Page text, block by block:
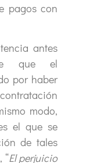
pagos con
antes
que el
por haber
modo,
el que se
de tales
“El perjuicio